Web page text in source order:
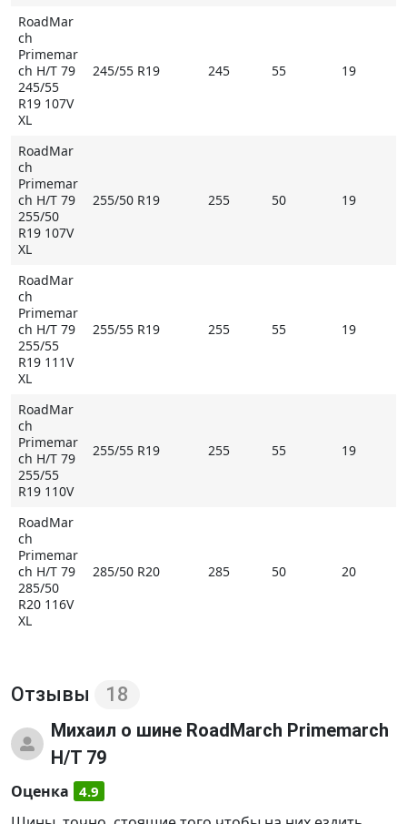
RoadMar
ch
Primemar
ch H/T 79
245/55
R19 107V
XL
245/55 R19 245 55 19
RoadMar
ch
Primemar
ch H/T 79
255/50
R19 107V
XL
255/50 R19 255 50 19
RoadMar
ch
Primemar
ch H/T 79
255/55
R19 111V
XL
255/55 R19 255 55 19
RoadMar
ch
Primemar
ch H/T 79
255/55
R19 110V
255/55 R19 255 55 19
RoadMar
ch
Primemar
ch H/T 79
285/50
R20 116V
XL
285/50 R20 285 50 20
Отзывы 18
Михаил о шине RoadMarch Primemarch
H/T 79
Оценка 4.9